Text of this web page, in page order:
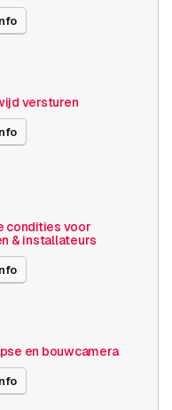
versturen
condities voor
& installateurs
en bouwcamera